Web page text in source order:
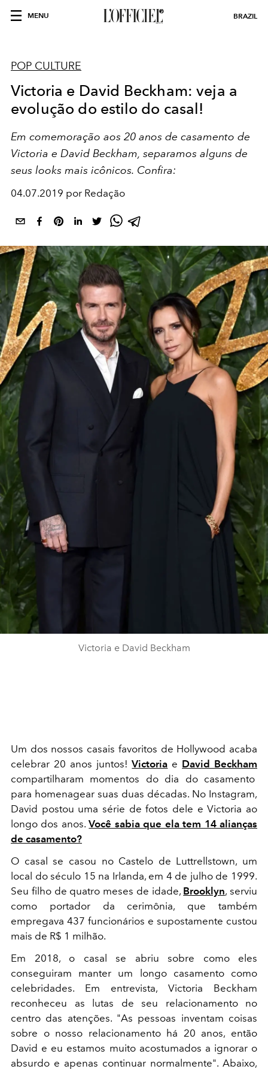
MENU BRAZIL
POP CULTURE
Victoria e David Beckham: veja a
evolução do estilo do casal!
Em comemoração aos 20 anos de casamento de
Victoria e David Beckham, separamos alguns de
seus looks mais icônicos. Confira:
04.07.2019 por Redação
Victoria e David Beckham
Um dos nossos casais favoritos de Hollywood acaba
celebrar 20 anos juntos!Victoria e David Beckham
compartilharam momentos do dia do casamento
para homenagear suas duas décadas. No Instagram,
David postou uma série de fotos dele e Victoria ao
longo dos anos.Você sabia que ela tem 14 alianças
de casamento?
O casal se casou no Castelo de Luttrellstown, um
local do século 15 na Irlanda, em 4 de julho de 1999.
Seu filho de quatro meses de idade, Brooklyn, serviu
como portador da cerimônia, que também
empregava 437 funcionários e supostamente custou
mais de R$ 1 milhão.
Em 2018, o casal se abriu sobre como eles
conseguiram manter um longo casamento como
celebridades. Em entrevista, Victoria Beckham
reconheceu as lutas de seu relacionamento no
centro das atenções. "As pessoas inventam coisas
sobre o nosso relacionamento há 20 anos, então
David e eu estamos muito acostumados a ignorar o
absurdo e apenas continuar normalmente". Abaixo,